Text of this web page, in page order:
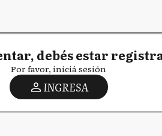
debés estar
Por favor, iniciá sesión
INGRESA